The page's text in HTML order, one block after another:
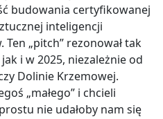
budowania certyfikowanej
inteligencji
„pitch” rezonował tak
i w 2025, niezależnie od
Dolinie Krzemowej.
„małego” i chcieli
nie udałoby nam się